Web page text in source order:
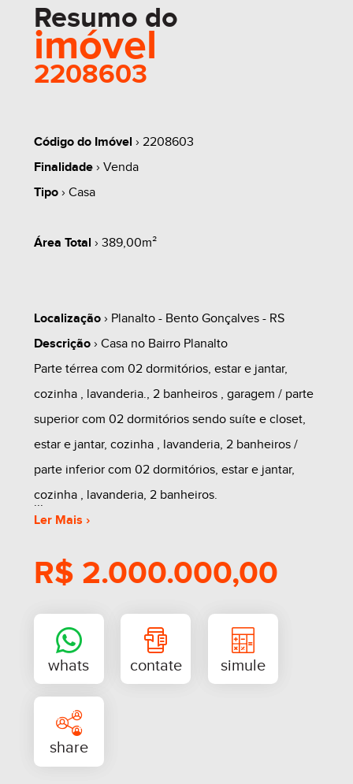
Resumo do
imóvel
2208603
Código do Imóvel › 2208603
Finalidade› Venda
Tipo› Casa
Área Total › 389,00m²
Localização› Planalto - Bento Gonçalves - RS
Descrição› Casa no Bairro Planalto
Parte térrea com 02 dormitórios, estar e jantar,
cozinha , lavanderia., 2 banheiros , garagem / parte
superior com 02 dormitórios sendo suíte e closet,
estar e jantar, cozinha , lavanderia, 2 banheiros /
parte inferior com 02 dormitórios, estar e jantar,
cozinha , lavanderia, 2 banheiros.
Ler Mais ›
R$ 2.000.000,00